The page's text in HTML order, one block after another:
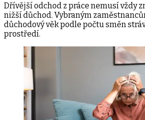
Dřívější odchod z práce nemusí vždy
nižší důchod. Vybraným
důchodový věk podle počtu směn
prostředí.